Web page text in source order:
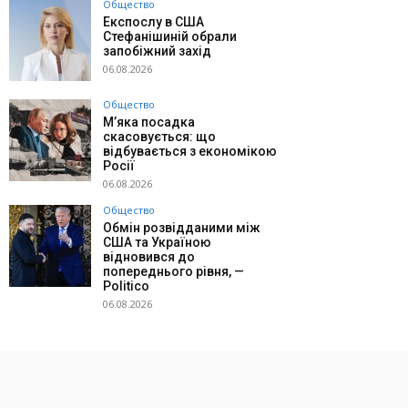
Общество
Експослу в США
Стефанішиній обрали
запобіжний захід
06.08.2026
Общество
М’яка посадка
скасовується: що
відбувається з економікою
Росії
06.08.2026
Общество
Обмін розвідданими між
США та Україною
відновився до
попереднього рівня, —
Politico
06.08.2026